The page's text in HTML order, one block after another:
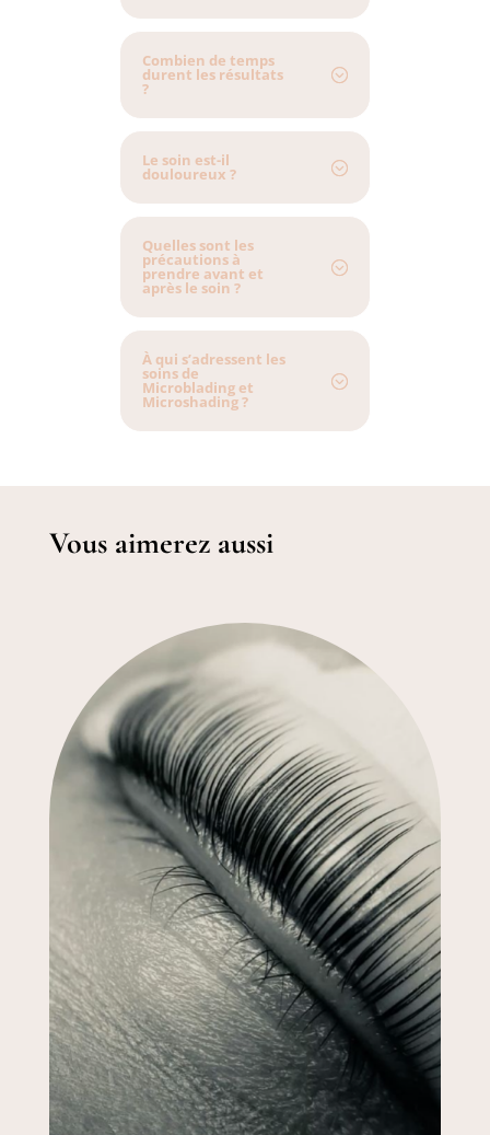
Combien de temps
durent les résultats
?
Le soin est-il
douloureux ?
Quelles sont les
précautions à
prendre avant et
après le soin ?
À qui s’adressent les
soins de
Microblading et
Microshading ?
Vous aimerez aussi